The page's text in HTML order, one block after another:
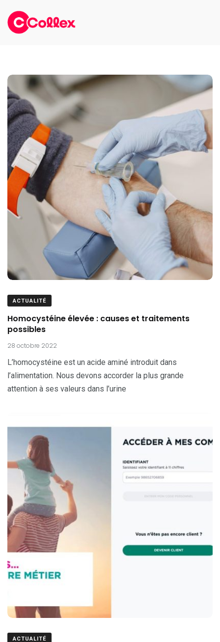
ACTUALITÉ
Homocystéine élevée : causes et traitements
possibles
28 octobre 2022
L’homocystéine est un acide aminé introduit dans
l’alimentation. Nous devons accorder la plus grande
attention à ses valeurs dans l’urine
ACTUALITÉ